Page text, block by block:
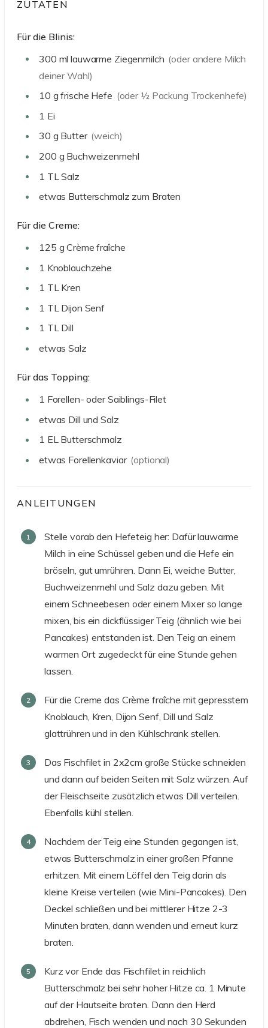
ZUTATEN
Für die Blinis:
300 ml lauwarme Ziegenmilch (oder andere Milch
deiner Wahl)
10 g frische Hefe (oder ½ Packung Trockenhefe)
1 Ei
30 g Butter (weich)
200 g Buchweizenmehl
1 TL Salz
etwas Butterschmalz zum Braten
Für die Creme:
125 g Crème fraîche
1 Knoblauchzehe
1 TL Kren
1 TL Dijon Senf
1 TL Dill
etwas Salz
Für das Topping:
1 Forellen- oder Saiblings-Filet
etwas Dill und Salz
1 EL Butterschmalz
etwas Forellenkaviar (optional)
ANLEITUNGEN
Stelle vorab den Hefeteig her: Dafür lauwarme
Milch in eine Schüssel geben und die Hefe ein
bröseln, gut umrühren. Dann Ei, weiche Butter,
Buchweizenmehl und Salz dazu geben. Mit
einem Schneebesen oder einem Mixer so lange
mixen, bis ein dickflüssiger Teig (ähnlich wie bei
Pancakes) entstanden ist. Den Teig an einem
warmen Ort zugedeckt für eine Stunde gehen
lassen.
Für die Creme das Crème fraîche mit gepresstem
Knoblauch, Kren, Dijon Senf, Dill und Salz
glattrühren und in den Kühlschrank stellen.
Das Fischfilet in 2x2cm große Stücke schneiden
und dann auf beiden Seiten mit Salz würzen. Auf
der Fleischseite zusätzlich etwas Dill verteilen.
Ebenfalls kühl stellen.
Nachdem der Teig eine Stunden gegangen ist,
etwas Butterschmalz in einer großen Pfanne
erhitzen. Mit einem Löffel den Teig darin als
kleine Kreise verteilen (wie Mini-Pancakes). Den
Deckel schließen und bei mittlerer Hitze 2-3
Minuten braten, dann wenden und erneut kurz
braten.
Kurz vor Ende das Fischfilet in reichlich
Butterschmalz bei sehr hoher Hitze ca. 1 Minute
auf der Hautseite braten. Dann den Herd
abdrehen, Fisch wenden und nach 30 Sekunden